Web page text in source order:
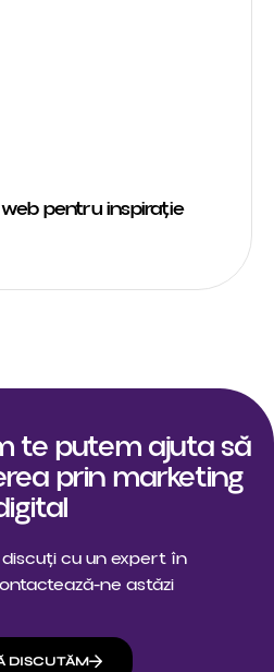
pentru inspirație
te putem ajuta să
prin marketing
cu un expert în
ne astăzi
DISCUTĂM